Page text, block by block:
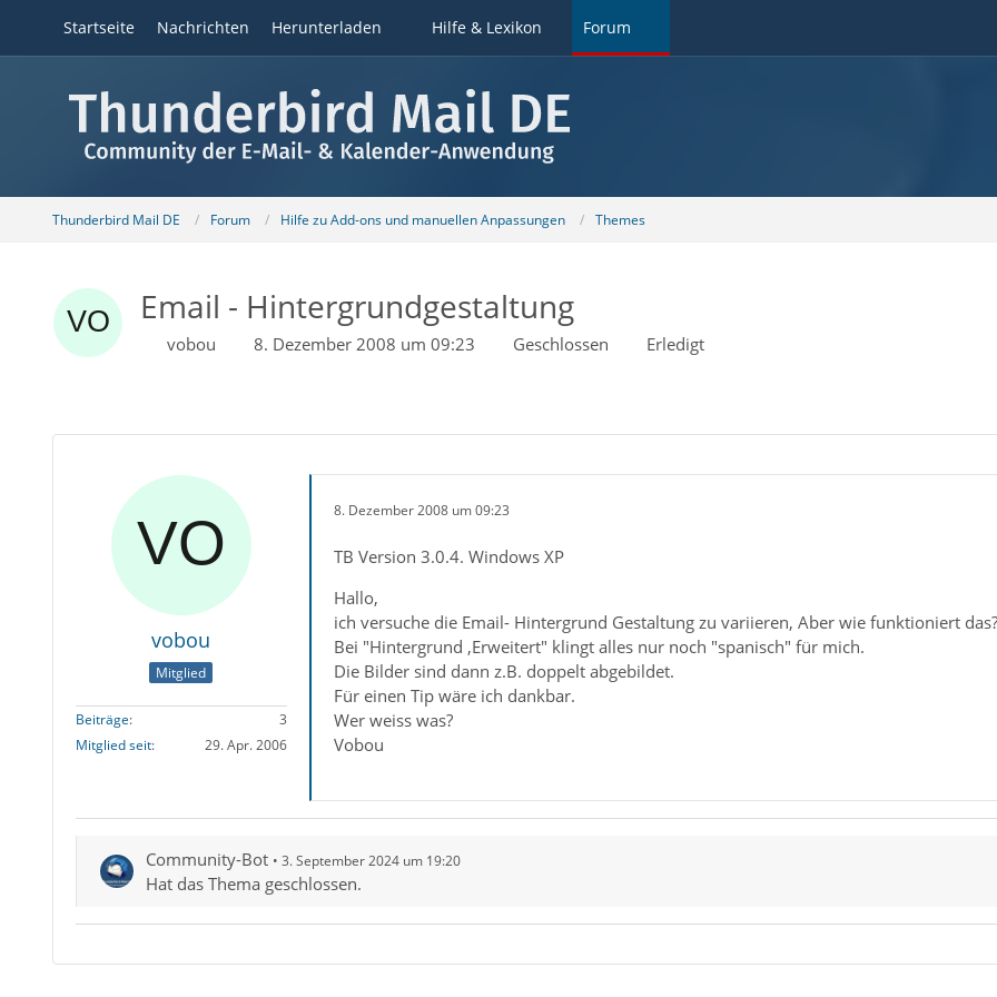
Startseite Nachrichten Herunterladen Hilfe & Lexikon Forum
Thunderbird Mail DE Forum Hilfe zu Add-ons und manuellen Anpassungen Themes
Email - Hintergrundgestaltung
vobou 8. Dezember 2008 um 09:23 Geschlossen Erledigt
vobou
Mitglied
Beiträge
3
Mitglied seit
29. Apr. 2006
8. Dezember 2008 um 09:23
TB Version 3.0.4. Windows XP
Hallo,
ich versuche die Email- Hintergrund Gestaltung zu variieren, Aber wie funktioniert das?
Bei "Hintergrund ,Erweitert" klingt alles nur noch "spanisch" für mich.
Die Bilder sind dann z.B. doppelt abgebildet.
Für einen Tip wäre ich dankbar.
Wer weiss was?
Vobou
Community-Bot 3. September 2024 um 19:20
Hat das Thema geschlossen.